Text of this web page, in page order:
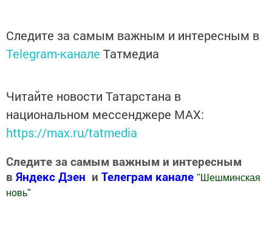
Следите за самым важным и интересным в
Telegram-канале Татмедиа
Читайте новости Татарстана в
национальном мессенджере MАХ:
https://max.ru/tatmedia
Следите за самым важным и интересным
в Яндекс Дзен и Телеграм канале " Шешминская
новь"